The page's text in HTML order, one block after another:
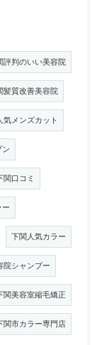
評判のいい美容院
髪質改善美容院
気メンズカット
ン
関口コミ
ー
下関人気カラー
院シャンプー
関美容室縮毛矯正
関市カラー専門店